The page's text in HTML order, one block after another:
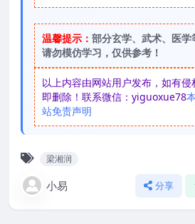
温馨提示： 部分玄学、武术、医
请勿模仿学习，仅供参考！
以上内容由网站用户发布，如有
即删除！联系微信：yiguoxue78
站免责声明
梁湘润
小易 分享